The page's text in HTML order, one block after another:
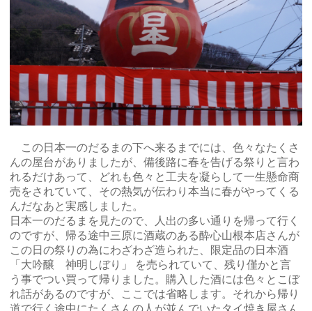
この日本一のだるまの下へ来るまでには、色々なたくさ
んの屋台がありましたが、備後路に春を告げる祭りと言わ
れるだけあって、どれも色々と工夫を凝らして一生懸命商
売をされていて、その熱気が伝わり本当に春がやってくる
んだなあと実感しました。
日本一のだるまを見たので、人出の多い通りを帰って行く
のですが、帰る途中三原に酒蔵のある酔心山根本店さんが
この日の祭りの為にわざわざ造られた、限定品の日本酒
「大吟醸 神明しぼり」 を売られていて、残り僅かと言
う事でつい買って帰りました。購入した酒には色々とこぼ
れ話があるのですが、ここでは省略します。それから帰り
道で行く途中にたくさんの人が並んでいたタイ焼き屋さん